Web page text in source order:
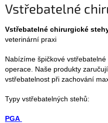
Vstřebatelné
Vstřebatelné chirurgické
veterinární praxi
Nabízíme špičkové
operace. Naše produkty
vstřebatelnost při zachování
Typy vstřebatelných stehů:
PGA